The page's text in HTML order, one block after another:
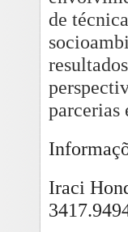
de
parcerias
Iraci